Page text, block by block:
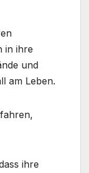
in ihre
und
am Leben.
ihre